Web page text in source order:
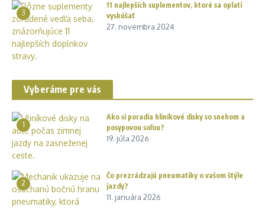
3
11 najlepších suplementov, ktoré sa oplatí
vyskúšať
27. novembra 2024
Vyberáme pre vás
1
Ako si poradia hliníkové disky so snehom a
posypovou soľou?
19. júla 2026
2
Čo prezrádzajú pneumatiky o vašom štýle
jazdy?
11. januára 2026